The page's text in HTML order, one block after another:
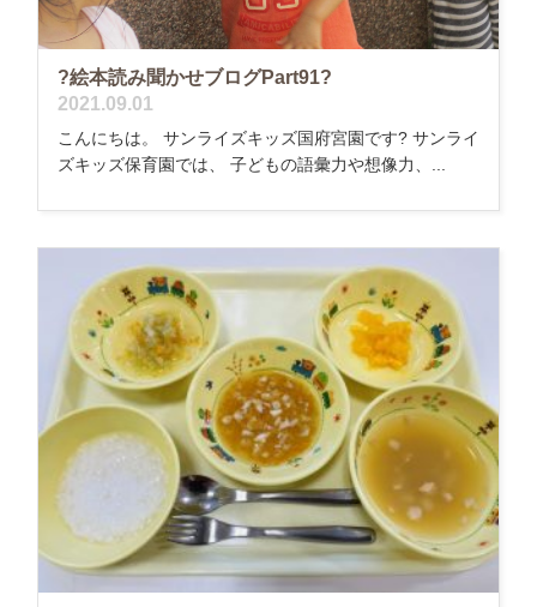
?絵本読み聞かせブログPart91?
2021.09.01
こんにちは。 サンライズキッズ国府宮園です? サンライ
ズキッズ保育園では、 子どもの語彙力や想像力、...